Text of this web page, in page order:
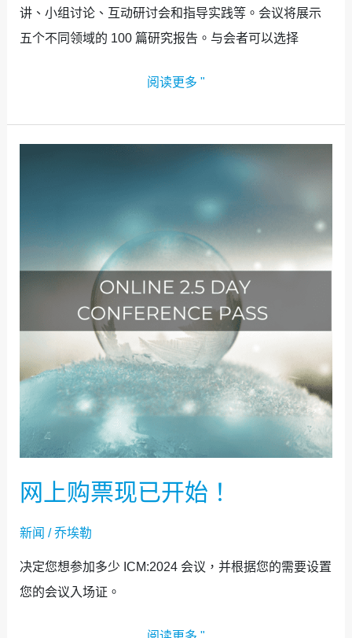
讲、小组讨论、互动研讨会和指导实践等。会议将展示
五个不同领域的 100 篇研究报告。与会者可以选择
阅读更多 "
网上购票现已开始！
新闻 /乔埃勒
决定您想参加多少 ICM:2024 会议，并根据您的需要设置
您的会议入场证。
网
现
已
开
始！